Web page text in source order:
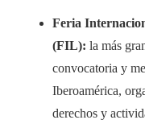
Feria
(FIL): la más
convocatoria y
Iberoamérica,
derechos y